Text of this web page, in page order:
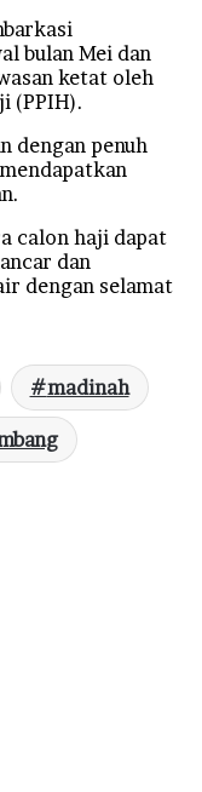
bulan Mei dan
ketat oleh
(PPIH).
dengan penuh
calon haji dapat
dan
dengan selamat
madinah